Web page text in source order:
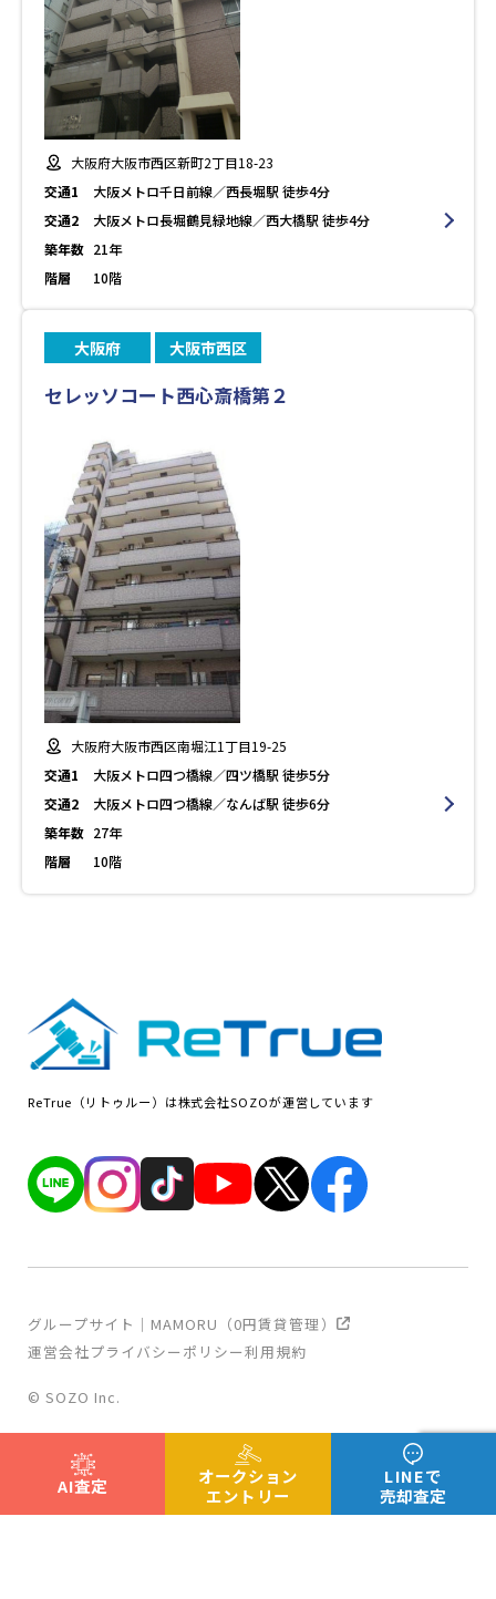
大阪府大阪市西区新町2丁目18-23
交通1
大阪メトロ千日前線／西長堀駅 徒歩4分
交通2
大阪メトロ長堀鶴見緑地線／西大橋駅 徒歩4分
築年数 21年
階層
10階
大阪府 大阪市西区
セレッソコート西心斎橋第２
大阪府大阪市西区南堀江1丁目19-25
交通1
大阪メトロ四つ橋線／四ツ橋駅 徒歩5分
交通2
大阪メトロ四つ橋線／なんば駅 徒歩6分
築年数 27年
階層
10階
AI査定
オークション
エントリー
LINEで
売却査定
ReTrue（リトゥルー）は株式会社SOZOが運営しています
運営会社プライバシーポリシー利用規約
グループサイト｜MAMORU（0円賃貸管理）
© SOZO Inc.